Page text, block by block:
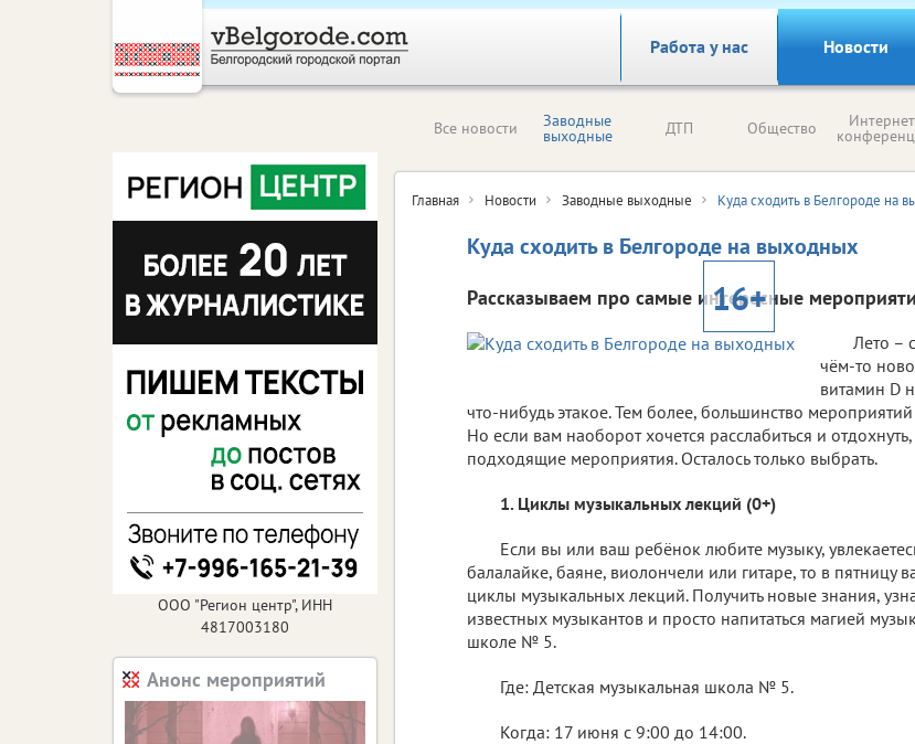
Работа у нас Новости
Все новости Заводные
выходные ДТП Общество
Главная Новости Заводные выходные Куда сходить в Белгороде на
Куда сходить в Белгороде на выходных
Рассказываем про самые интересные
16+
Лето –
чём-то
витамин D
что-нибудь этакое. Тем более, большинство
Но если вам наоборот хочется расслабиться и
подходящие мероприятия. Осталось только выбрать.
1. Циклы музыкальных лекций (0+)
Если вы или ваш ребёнок любите музыку,
балалайке, баяне, виолончели или гитаре, то в пятницу
циклы музыкальных лекций. Получить новые знания,
известных музыкантов и просто напитаться магией
школе № 5.
Где: Детская музыкальная школа № 5.
Когда: 17 июня с 9:00 до 14:00.
ООО "Регион центр", ИНН
4817003180
Анонс мероприятий